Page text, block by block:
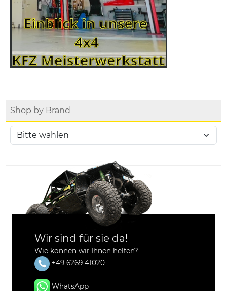
Shop by Brand
Wir sind für sie da!
Wie können wir Ihnen helfen?
+49 6269 41020
WhatsApp